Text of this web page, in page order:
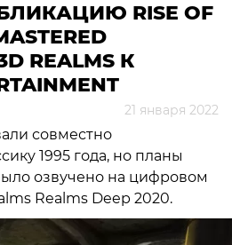
RISE OF
REALMS К
21 января 2022
совместно
1995 года, но планы
озвучено на цифровом
Realms Deep 2020.